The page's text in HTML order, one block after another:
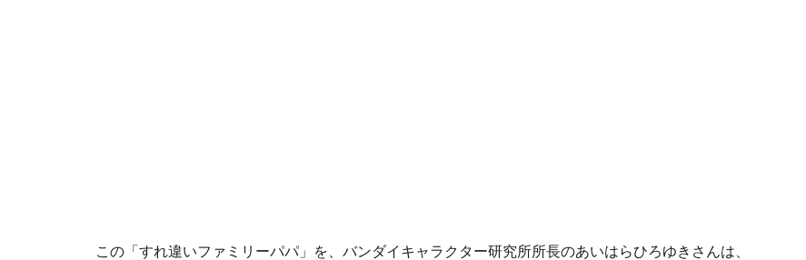
この「すれ違いファミリーパパ」を、バンダイキャラクター研究所所長のあいはらひろゆきさんは、